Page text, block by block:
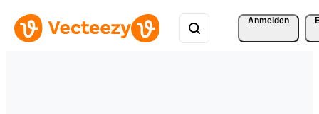
Anmelden